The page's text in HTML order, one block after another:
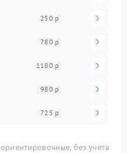
250 р
780 р
1180 р
980 р
725 р
без учета